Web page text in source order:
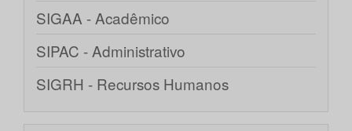
SIGAA - Acadêmico
SIPAC - Administrativo
SIGRH - Recursos Humanos